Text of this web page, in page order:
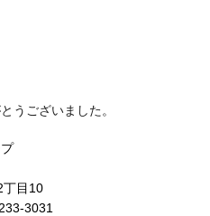
うございました。
丁目10
3031